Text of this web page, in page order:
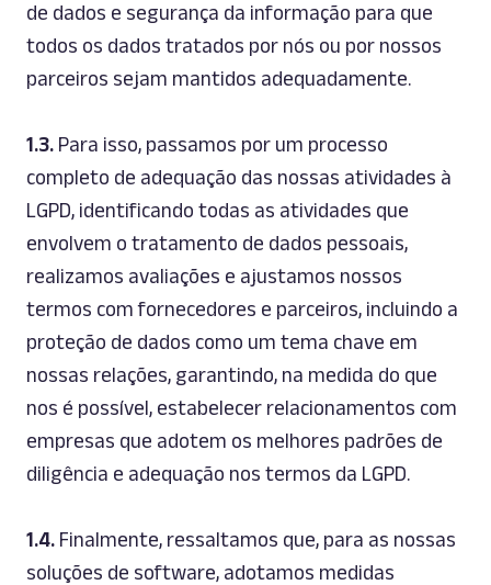
de dados e segurança da informação para que
todos os dados tratados por nós ou por nossos
parceiros sejam mantidos adequadamente.
1.3. Para isso, passamos por um processo
completo de adequação das nossas atividades à
LGPD, identificando todas as atividades que
envolvem o tratamento de dados pessoais,
realizamos avaliações e ajustamos nossos
termos com fornecedores e parceiros, incluindo a
proteção de dados como um tema chave em
nossas relações, garantindo, na medida do que
nos é possível, estabelecer relacionamentos com
empresas que adotem os melhores padrões de
diligência e adequação nos termos da LGPD.
1.4. Finalmente, ressaltamos que, para as nossas
soluções de software, adotamos medidas